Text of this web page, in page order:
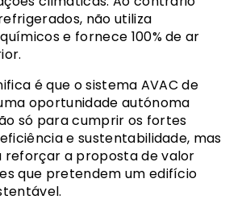
não utiliza
e fornece 100% de ar
é que o sistema AVAC de
oportunidade autónoma
só para cumprir os fortes
e sustentabilidade, mas
a proposta de valor
que pretendem um edifício